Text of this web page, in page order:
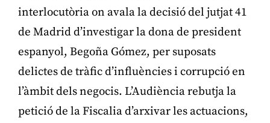
interlocutòria on avala la decisió del jutjat 41
de Madrid d’investigar la dona de president
espanyol, Begoña Gómez, per suposats
delictes de tràfic d’influències i corrupció en
l’àmbit dels negocis. L’Audiència rebutja la
petició de la Fiscalia d’arxivar les actuacions,